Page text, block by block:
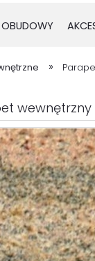
OBUDOWY
»